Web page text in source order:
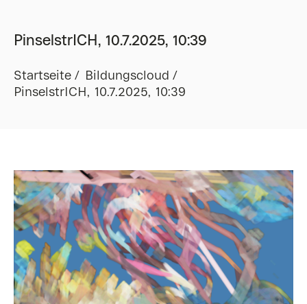
PinselstrICH, 10.7.2025, 10:39
Startseite
Bildungscloud
PinselstrICH, 10.7.2025, 10:39